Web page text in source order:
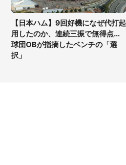
【日本ハム】9回好機になぜ代打起
用したのか、連続三振で無得点...
球団OBが指摘したベンチの「選
択」